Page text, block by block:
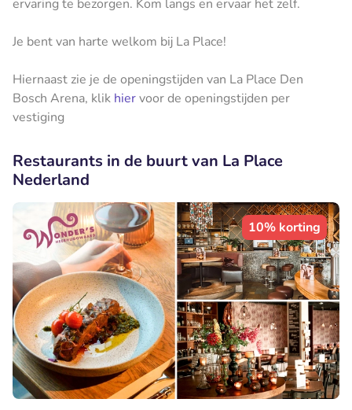
ervaring te bezorgen. Kom langs en ervaar het zelf.
Je bent van harte welkom bij La Place!
Hiernaast zie je de openingstijden van La Place Den
Bosch Arena, klik hiervoor de openingstijden per
vestiging
Restaurants in de buurt van La Place
Nederland
10% korting